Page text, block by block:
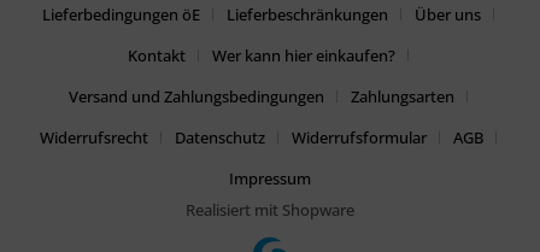
Lieferbedingungen öE
Lieferbeschränkungen
Über uns
Kontakt
Wer kann hier einkaufen?
Versand und Zahlungsbedingungen
Zahlungsarten
Widerrufsrecht
Datenschutz Widerrufsformular
AGB
Impressum
Realisiert mit Shopware